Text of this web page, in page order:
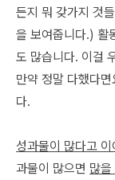
든지 뭐 갖가지 것
을 보여줍니다.) 활
도 많습니다. 이걸
만약 정말 다했다
다.
성과물이 많다고
과물이 많으면 많